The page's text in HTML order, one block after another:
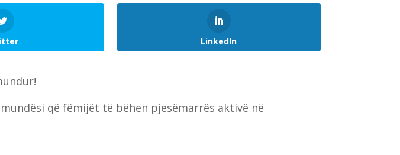
LinkedIn
që fëmijët të bëhen pjesëmarrës aktivë në